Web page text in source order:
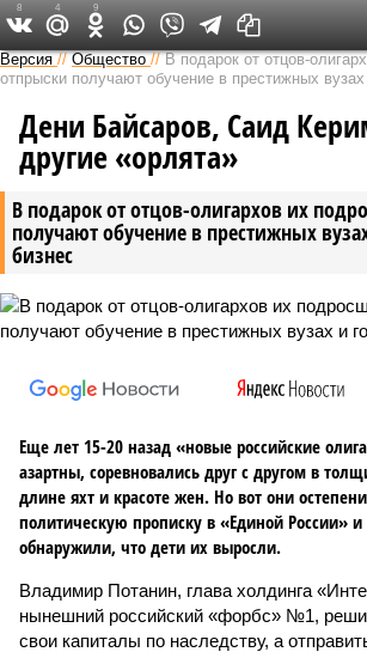
Версия на Кавказе
Версия //Общество //В подарок от отцов-
отпрыски получают обучение в престижных вузах
В подарок от отцов-олигархов их
получают обучение в престижных
бизнес
Дени Байсаров, Саид
другие «орлята»
Еще лет 15-20 назад «новые российские
азартны, соревновались друг с другом в
длине яхт и красоте жен. Но вот они
политическую прописку в «Единой России»
обнаружили, что дети их выросли.
Владимир Потанин, глава холдинга
нынешний российский «форбс» №1,
свои капиталы по наследству, а
8 4 9